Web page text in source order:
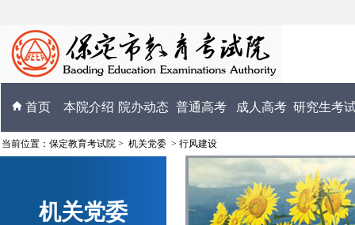
首页 本院介绍 院办动态 普通高考 成人高考 研究生考
当前位置： 保定教育考试院 > 机关党委 > 行风建设
机关党委